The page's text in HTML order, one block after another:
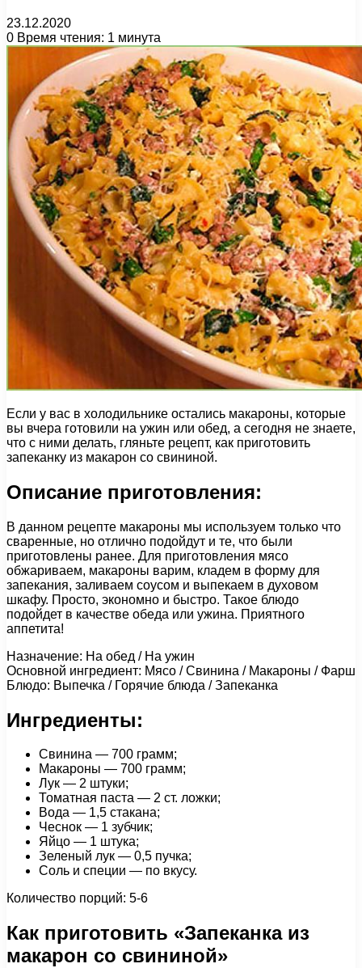
23.12.2020
0 Время чтения: 1 минута
Если у вас в холодильнике остались макароны, которые
вы вчера готовили на ужин или обед, а сегодня не знаете,
что с ними делать, гляньте рецепт, как приготовить
запеканку из макарон со свининой.
Описание приготовления:
В данном рецепте макароны мы используем только что
сваренные, но отлично подойдут и те, что были
приготовлены ранее. Для приготовления мясо
обжариваем, макароны варим, кладем в форму для
запекания, заливаем соусом и выпекаем в духовом
шкафу. Просто, экономно и быстро. Такое блюдо
подойдет в качестве обеда или ужина. Приятного
аппетита!
Назначение: На обед / На ужин
Основной ингредиент: Мясо / Свинина / Макароны / Фарш
Блюдо: Выпечка / Горячие блюда / Запеканка
Ингредиенты:
Свинина — 700 грамм;
Макароны — 700 грамм;
Лук — 2 штуки;
Томатная паста — 2 ст. ложки;
Вода — 1,5 стакана;
Чеснок — 1 зубчик;
Яйцо — 1 штука;
Зеленый лук — 0,5 пучка;
Соль и специи — по вкусу.
Количество порций: 5-6
Как приготовить «Запеканка из
макарон со свининой»